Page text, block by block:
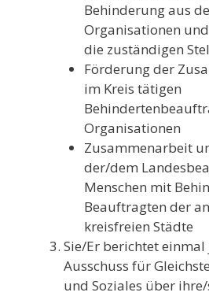
Behinderung aus
Organisationen
die zuständigen
Förderung der
im Kreis tätigen
Organisationen
Zusammenarbeit
der/dem
Menschen mit
Beauftragten der
kreisfreien Städte
Sie/Er berichtet
Ausschuss für
und Soziales über